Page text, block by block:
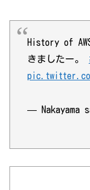
History of
きましたー。
— Nakayama